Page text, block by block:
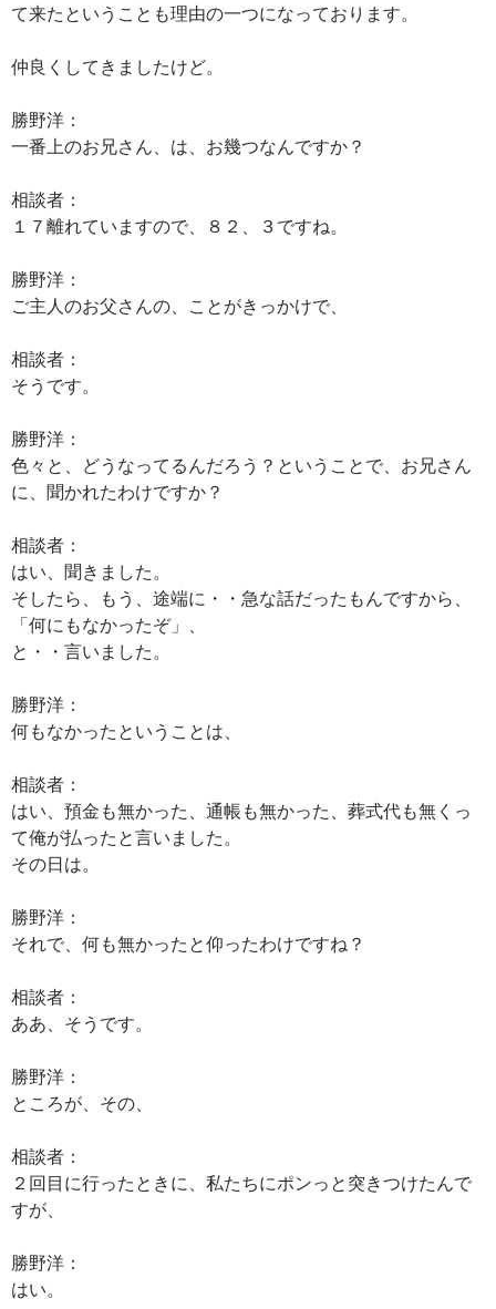
て来たということも理由の一つになっております。
仲良くしてきましたけど。
勝野洋：
一番上のお兄さん、は、お幾つなんですか？
相談者：
１７離れていますので、８２、３ですね。
勝野洋：
ご主人のお父さんの、ことがきっかけで、
相談者：
そうです。
勝野洋：
色々と、どうなってるんだろう？ということで、お兄さん
に、聞かれたわけですか？
相談者：
はい、聞きました。
そしたら、もう、途端に・・急な話だったもんですから、
「何にもなかったぞ」、
と・・言いました。
勝野洋：
何もなかったということは、
相談者：
はい、預金も無かった、通帳も無かった、葬式代も無くっ
て俺が払ったと言いました。
その日は。
勝野洋：
それで、何も無かったと仰ったわけですね？
相談者：
ああ、そうです。
勝野洋：
ところが、その、
相談者：
２回目に行ったときに、私たちにポンっと突きつけたんで
すが、
勝野洋：
はい。